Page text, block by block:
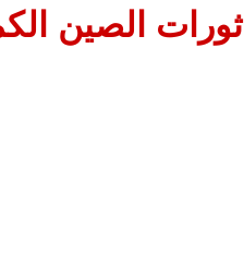
ثورات الصين